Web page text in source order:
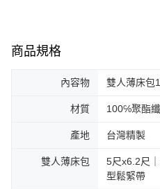
商品規格
內容物 雙人薄床包
材質 100℅聚酯
產地 台灣精製
雙人薄床包
5尺x6.2尺
型鬆緊帶